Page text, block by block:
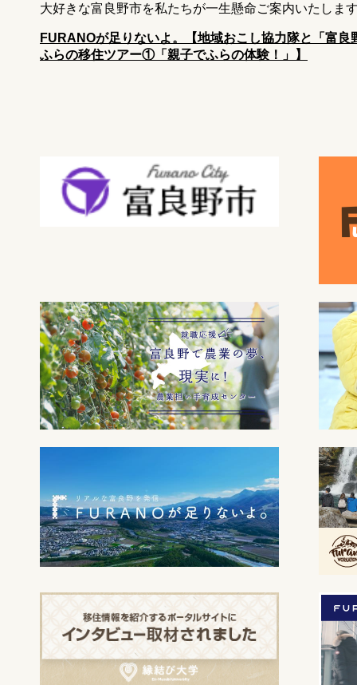
大好きな富良野市を私たちが一生懸命ご案内いたしま
FURANOが足りないよ。【地域おこし協力隊と「富
ふらの移住ツアー①「親子でふらの体験！」】